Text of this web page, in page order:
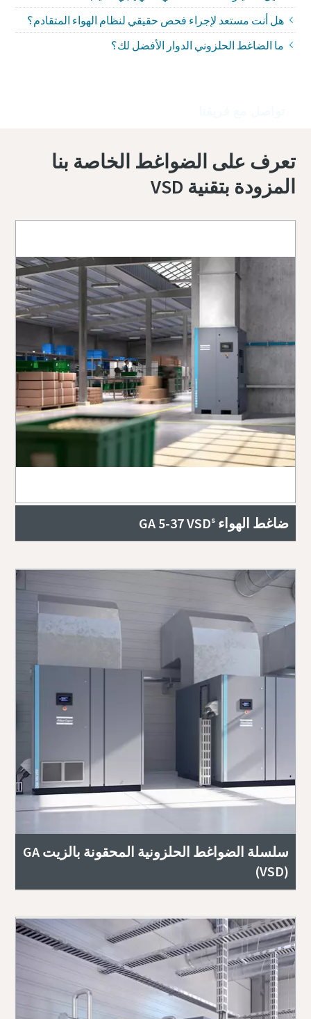
هل أنت مستعد لإجراء فحص حقيقي لنظام الهواء المتقادم؟
ما الضاغط الحلزوني الدوار الأفضل لك؟
تعرف على الضواغط الخاصة بنا
المزودة بتقنية VSD
ضاغط الهواء GA 5-37 VSDˢ
سلسلة الضواغط الحلزونية المحقونة بالزيت GA
(VSD)‎